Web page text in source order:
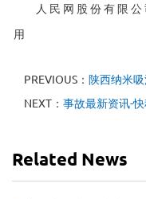
人 民 网 股 份 有 限 公
用
PREVIOUS： 陕西纳米
NEXT： 事故最新资讯-
Related News